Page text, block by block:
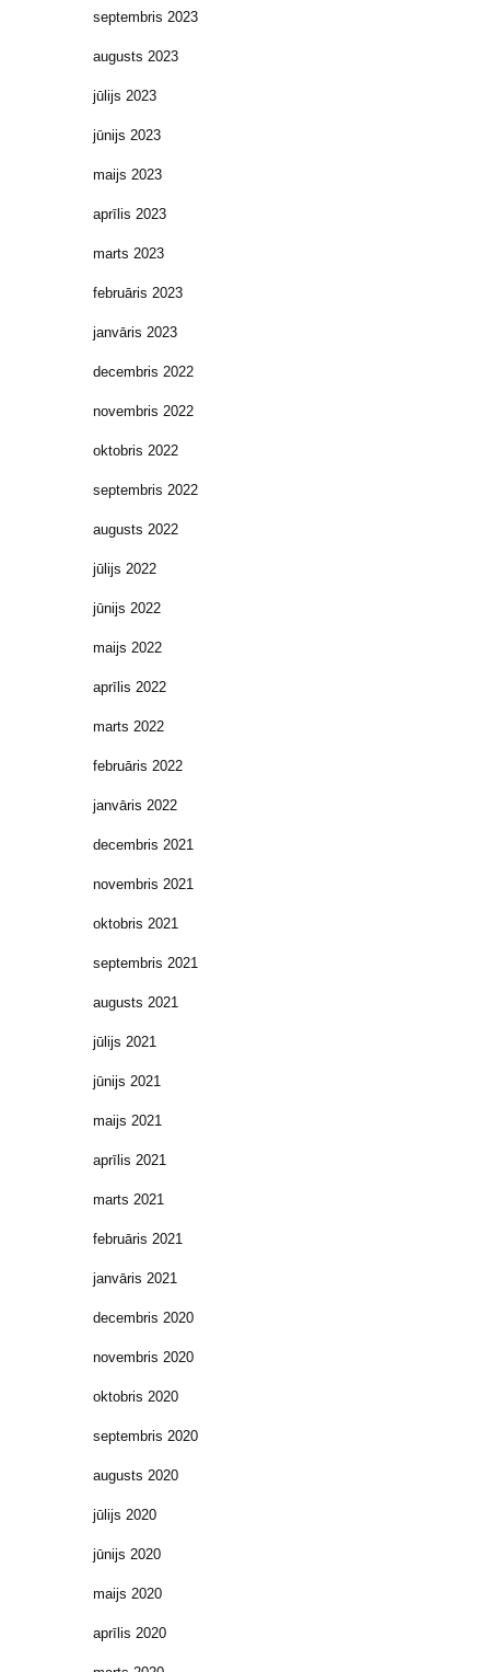
septembris 2023
augusts 2023
jūlijs 2023
jūnijs 2023
maijs 2023
aprīlis 2023
marts 2023
februāris 2023
janvāris 2023
decembris 2022
novembris 2022
oktobris 2022
septembris 2022
augusts 2022
jūlijs 2022
jūnijs 2022
maijs 2022
aprīlis 2022
marts 2022
februāris 2022
janvāris 2022
decembris 2021
novembris 2021
oktobris 2021
septembris 2021
augusts 2021
jūlijs 2021
jūnijs 2021
maijs 2021
aprīlis 2021
marts 2021
februāris 2021
janvāris 2021
decembris 2020
novembris 2020
oktobris 2020
septembris 2020
augusts 2020
jūlijs 2020
jūnijs 2020
maijs 2020
aprīlis 2020